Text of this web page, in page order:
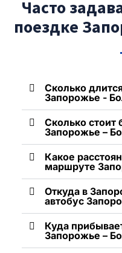
Часто
поездке
Сколько
Запорожье -
Сколько стоит
Запорожье –
Какое
маршруте
Откуда в
автобус
Куда
Запорожье –